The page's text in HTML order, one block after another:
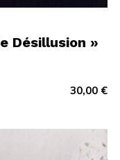
Désillusion »
30,00 €